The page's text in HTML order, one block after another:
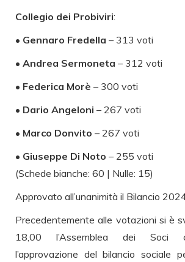
Collegio dei Probiviri:
• Gennaro Fredella – 313 voti
• Andrea Sermoneta – 312 voti
• Federica Morè – 300 voti
• Dario Angeloni – 267 voti
• Marco Donvito – 267 voti
• Giuseppe Di Noto – 255 voti
(Schede bianche: 60 | Nulle: 15)
Approvato all’unanimità il Bilancio
Precedentemente alle votazioni si è
18,00 l’Assemblea dei Soci
l’approvazione del bilancio sociale